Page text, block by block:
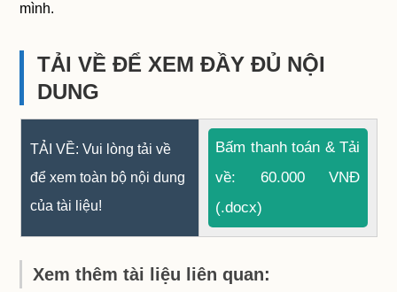
mình.
TẢI VỀ ĐỂ XEM ĐẦY ĐỦ NỘI
DUNG
TẢI VỀ: Vui lòng tải về
để xem toàn bộ nội dung
của tài liệu!
Bấm thanh toán & Tải
về: 60.000 VNĐ
(.docx)
Xem thêm tài liệu liên quan: